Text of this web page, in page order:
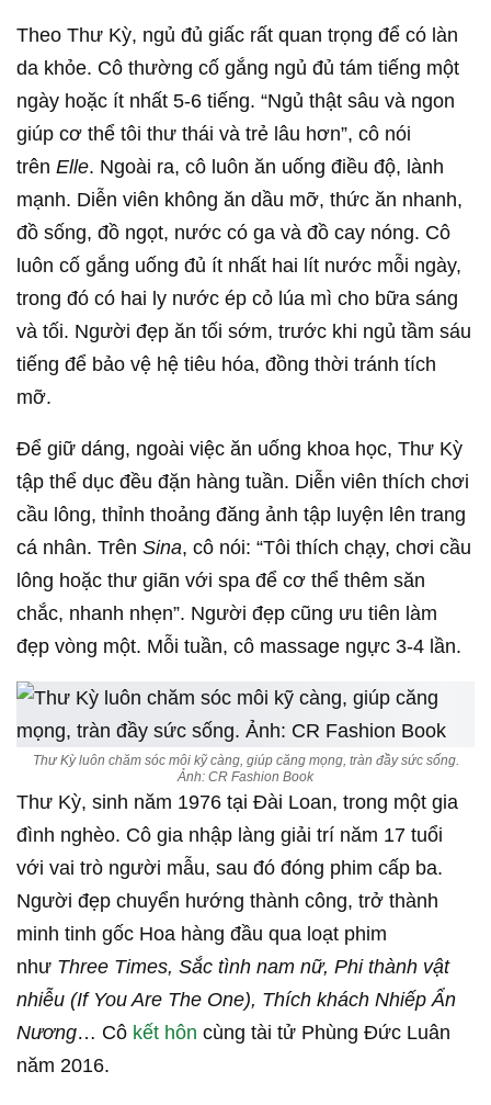
Theo Thư Kỳ, ngủ đủ giấc rất quan trọng để có làn
da khỏe. Cô thường cố gắng ngủ đủ tám tiếng một
ngày hoặc ít nhất 5-6 tiếng. “Ngủ thật sâu và ngon
giúp cơ thể tôi thư thái và trẻ lâu hơn”, cô nói
trên Elle. Ngoài ra, cô luôn ăn uống điều độ, lành
mạnh. Diễn viên không ăn dầu mỡ, thức ăn nhanh,
đồ sống, đồ ngọt, nước có ga và đồ cay nóng. Cô
luôn cố gắng uống đủ ít nhất hai lít nước mỗi ngày,
trong đó có hai ly nước ép cỏ lúa mì cho bữa sáng
và tối. Người đẹp ăn tối sớm, trước khi ngủ tầm sáu
tiếng để bảo vệ hệ tiêu hóa, đồng thời tránh tích
mỡ.
Để giữ dáng, ngoài việc ăn uống khoa học, Thư Kỳ
tập thể dục đều đặn hàng tuần. Diễn viên thích chơi
cầu lông, thỉnh thoảng đăng ảnh tập luyện lên trang
cá nhân. Trên Sina, cô nói: “Tôi thích chạy, chơi cầu
lông hoặc thư giãn với spa để cơ thể thêm săn
chắc, nhanh nhẹn”. Người đẹp cũng ưu tiên làm
đẹp vòng một. Mỗi tuần, cô massage ngực 3-4 lần.
Thư Kỳ luôn chăm sóc môi kỹ càng, giúp căng mọng, tràn đầy sức sống.
Ảnh: CR Fashion Book
Thư Kỳ, sinh năm 1976 tại Đài Loan, trong một gia
đình nghèo. Cô gia nhập làng giải trí năm 17 tuổi
với vai trò người mẫu, sau đó đóng phim cấp ba.
Người đẹp chuyển hướng thành công, trở thành
minh tinh gốc Hoa hàng đầu qua loạt phim
như Three Times, Sắc tình nam nữ, Phi thành vật
nhiễu (If You Are The One), Thích khách Nhiếp Ẩn
Nương… Cô kết hôn cùng tài tử Phùng Đức Luân
năm 2016.